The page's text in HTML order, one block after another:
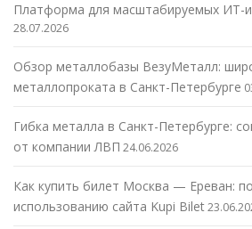
Платформа для масштабируемых ИТ-
28.07.2026
Обзор металлобазы ВезуМеталл:
металлопроката в Санкт-Петербурге
Гибка металла в Санкт-Петербурге:
от компании ЛВП 24.06.2026
Как купить билет Москва — Ереван:
использованию сайта Kupi Bilet